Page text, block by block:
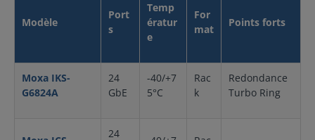
Modèle
Port
s
Temp
ératur
e
For
mat
Points forts
Moxa IKS-
G6824A
24
GbE
-40/+7
5°C
Rac
k
Redondance
Turbo Ring
24